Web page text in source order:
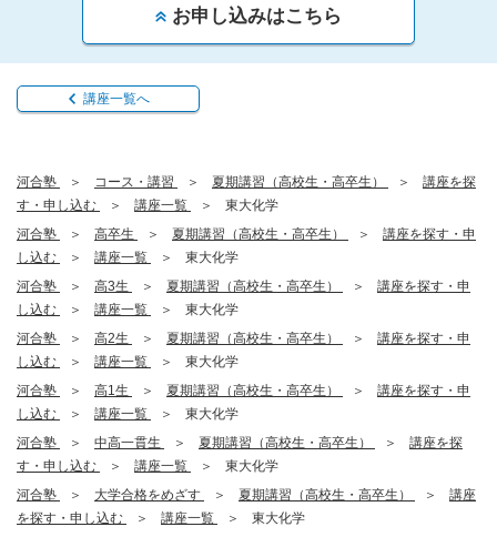
お申し込みはこちら
講座一覧へ
河合塾 コース・講習 夏期講習（高校生・高卒生）
講座を探
す・申し込む
講座一覧
東大化学
河合塾
高卒生 夏期講習（高校生・高卒生）
講座を探す・申
し込む
講座一覧
東大化学
河合塾
高3生 夏期講習（高校生・高卒生）
講座を探す・申
し込む
講座一覧
東大化学
河合塾
高2生 夏期講習（高校生・高卒生）
講座を探す・申
し込む
講座一覧
東大化学
河合塾
高1生 夏期講習（高校生・高卒生）
講座を探す・申
し込む
講座一覧
東大化学
河合塾
中高一貫生 夏期講習（高校生・高卒生）
講座を探
す・申し込む
講座一覧
東大化学
河合塾
大学合格をめざす 夏期講習（高校生・高卒生）
講座
を探す・申し込む
講座一覧
東大化学